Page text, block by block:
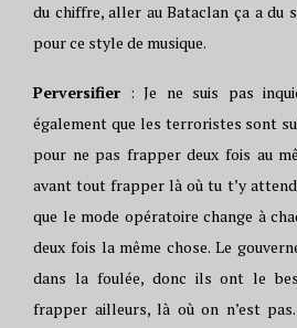
du chiffre, aller au Bataclan ça a du
pour ce style de musique.
Perversifier : Je ne suis pas
également que les terroristes sont
pour ne pas frapper deux fois au
avant tout frapper là où tu t’y
que le mode opératoire change à
deux fois la même chose. Le
dans la foulée, donc ils ont le
frapper ailleurs, là où on n’est